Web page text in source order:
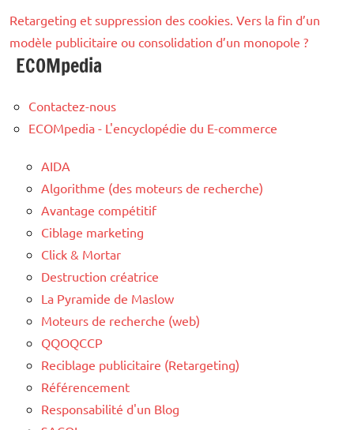
Retargeting et suppression des cookies. Vers la fin d’un
modèle publicitaire ou consolidation d’un monopole ?
ECOMpedia
Contactez-nous
ECOMpedia - L'encyclopédie du E-commerce
AIDA
Algorithme (des moteurs de recherche)
Avantage compétitif
Ciblage marketing
Click & Mortar
Destruction créatrice
La Pyramide de Maslow
Moteurs de recherche (web)
QQOQCCP
Reciblage publicitaire (Retargeting)
Référencement
Responsabilité d'un Blog